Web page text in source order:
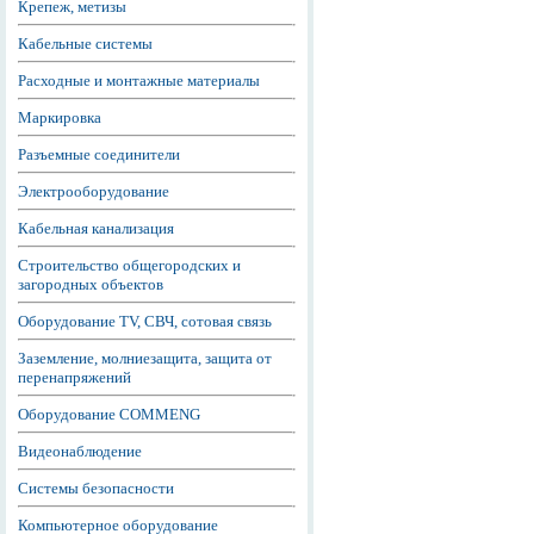
Крепеж, метизы
Кабельные системы
Расходные и монтажные материалы
Маркировка
Разъемные соединители
Электрооборудование
Кабельная канализация
Строительство общегородских и
загородных объектов
Оборудование TV, СВЧ, сотовая связь
Заземление, молниезащита, защита от
перенапряжений
Оборудование COMMENG
Видеонаблюдение
Системы безопасности
Компьютерное оборудование